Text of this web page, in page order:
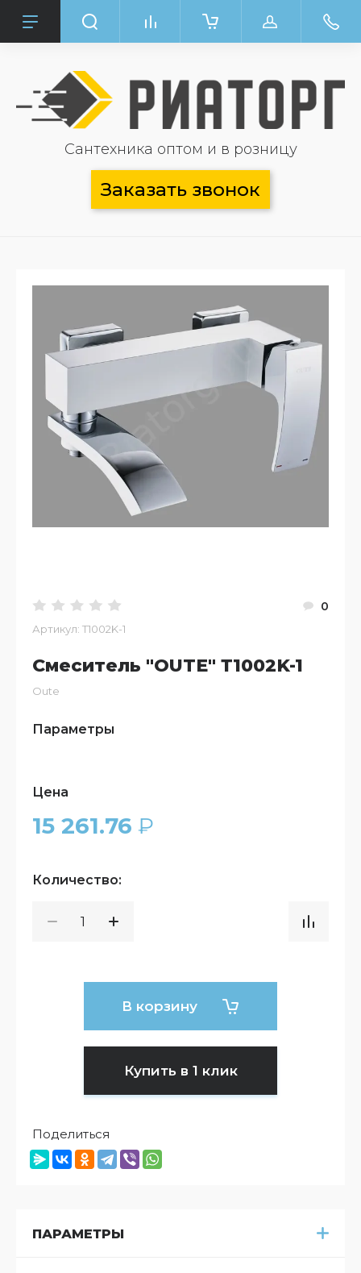
Сантехника оптом и в розницу
Заказать звонок
Артикул: Т1002K-1
0
Смеситель "OUTE" Т1002K-1
Oute
Параметры
Цена
15 261.76 ₽
Количество:
В корзину
Купить в 1 клик
Поделиться
ПАРАМЕТРЫ